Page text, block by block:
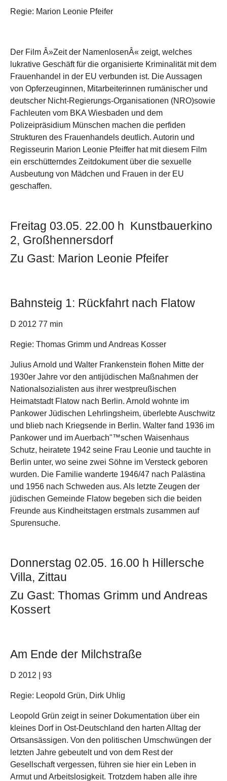
Regie: Marion Leonie Pfeifer
Der Film Â»Zeit der NamenlosenÂ« zeigt, welches
lukrative Geschäft für die organisierte Kriminalität mit dem
Frauenhandel in der EU verbunden ist. Die Aussagen
von Opferzeuginnen, Mitarbeiterinnen rumänischer und
deutscher Nicht-Regierungs-Organisationen (NRO)sowie
Fachleuten vom BKA Wiesbaden und dem
Polizeipräsidium Münschen machen die perfiden
Strukturen des Frauenhandels deutlich. Autorin und
Regisseurin Marion Leonie Pfeiffer hat mit diesem Film
ein erschütterndes Zeitdokument über die sexuelle
Ausbeutung von Mädchen und Frauen in der EU
geschaffen.
Freitag 03.05. 22.00 h Kunstbauerkino
2, Großhennersdorf
Zu Gast: Marion Leonie Pfeifer
Bahnsteig 1: Rückfahrt nach Flatow
D 2012 77 min
Regie: Thomas Grimm und Andreas Kosser
Julius Arnold und Walter Frankenstein flohen Mitte der
1930er Jahre vor den antijüdischen Maßnahmen der
Nationalsozialisten aus ihrer westpreußischen
Heimatstadt Flatow nach Berlin. Arnold wohnte im
Pankower Jüdischen Lehrlingsheim, überlebte Auschwitz
und blieb nach Kriegsende in Berlin. Walter fand 1936 im
Pankower und im Auerbach"™schen Waisenhaus
Schutz, heiratete 1942 seine Frau Leonie und tauchte in
Berlin unter, wo seine zwei Söhne im Versteck geboren
wurden. Die Familie wanderte 1946/47 nach Palästina
und 1956 nach Schweden aus. Als letzte Zeugen der
jüdischen Gemeinde Flatow begeben sich die beiden
Freunde aus Kindheitstagen erstmals zusammen auf
Spurensuche.
Donnerstag 02.05. 16.00 h Hillersche
Villa, Zittau
Zu Gast: Thomas Grimm und Andreas
Kossert
Am Ende der Milchstraße
D 2012 | 93
Regie: Leopold Grün, Dirk Uhlig
Leopold Grün zeigt in seiner Dokumentation über ein
kleines Dorf in Ost-Deutschland den harten Alltag der
Ortsansässigen. Von den politischen Umschwüngen der
letzten Jahre gebeutelt und von dem Rest der
Gesellschaft vergessen, führen sie hier ein Leben in
Armut und Arbeitslosigkeit. Trotzdem haben alle ihre